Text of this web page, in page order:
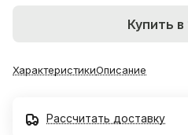
Купить в
ХарактеристикиОписание
Рассчитать доставку